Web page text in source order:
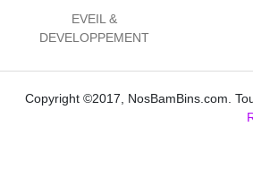
EVEIL &
DEVELOPPEMENT
Copyright ©2017, NosBamBins.com.